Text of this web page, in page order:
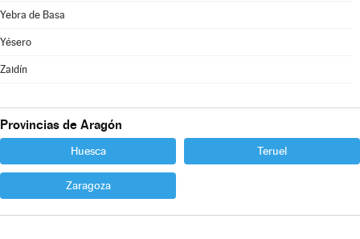
Yebra de Basa
Yésero
Zaidín
Provincias de Aragón
Huesca Teruel
Zaragoza